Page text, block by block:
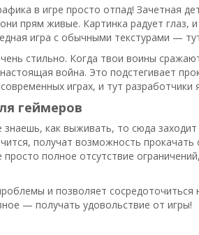
в игре просто отпад! Зачетная
прям живые. Картинка радует
игра с обычными текстурами —
стильно. Когда твои воины
война. Это подстегивает
играх, и тут разработчики
геймеров
знаешь, как выживать, то сюда
получат возможность
полное отсутствие
и позволяет
— получать удовольствие от игры!